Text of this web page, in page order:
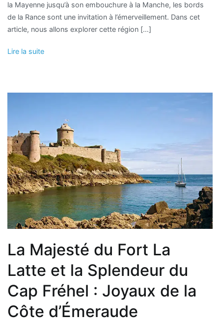
la Mayenne jusqu’à son embouchure à la Manche, les bords
de la Rance sont une invitation à l’émerveillement. Dans cet
article, nous allons explorer cette région […]
Lire la suite
La Majesté du Fort La
Latte et la Splendeur du
Cap Fréhel : Joyaux de la
Côte d’Émeraude